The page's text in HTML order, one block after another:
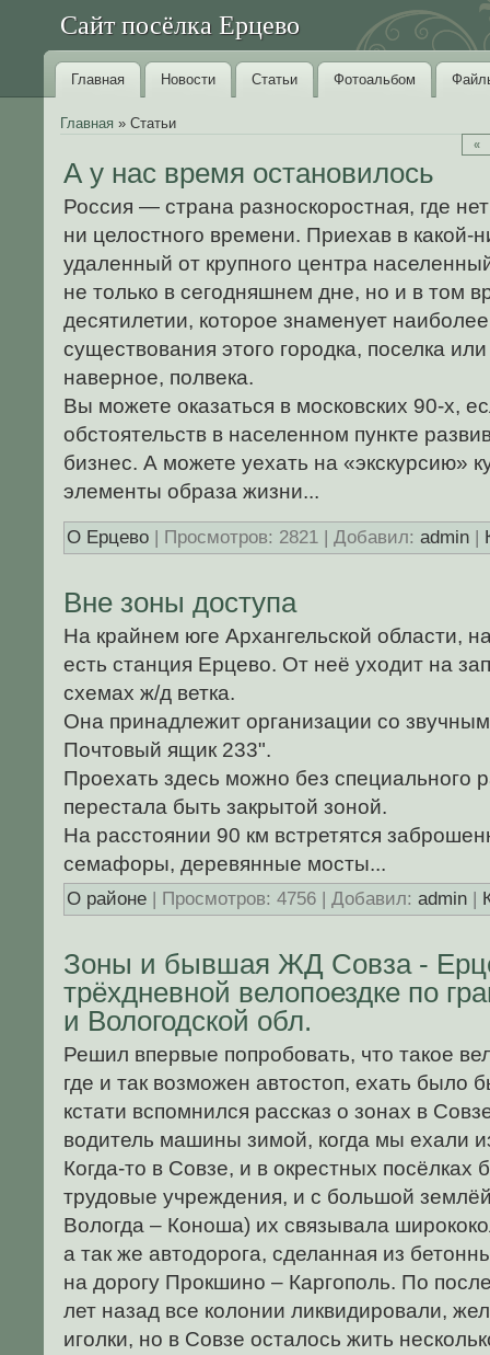
Сайт посёлка Ерцево
Главная Новости Статьи Фотоальбом
Главная » Статьи
«
А у нас время остановилось
Россия — страна разноскоростная, где
ни целостного времени. Приехав в какой-
удаленный от крупного центра
не только в сегодняшнем дне, но и в том
десятилетии, которое знаменует
существования этого городка, поселка
наверное, полвека.
Вы можете оказаться в московских 90-х,
обстоятельств в населенном пункте
бизнес. А можете уехать на «экскурсию»
элементы образа жизни...
О Ерцево | Просмотров: 2821 | Добавил: admin |
Вне зоны доступа
Hа крайнем юге Архангельской области,
есть станция Ерцево. От неё уходит на
схемах ж/д ветка.
Она принадлежит организации со
Почтовый ящик 233".
Проехать здесь можно без специального
перестала быть закрытой зоной.
Hа расстоянии 90 км встретятся
семафоры, деревянные мосты...
О районе | Просмотров: 4756 | Добавил: admin |
Зоны и бывшая ЖД Совза -
трёхдневной велопоездке по
и Вологодской обл.
Решил впервые попробовать, что такое
где и так возможен автостоп, ехать было
кстати вспомнился рассказ о зонах в
водитель машины зимой, когда мы ехали
Когда-то в Совзе, и в окрестных посёлках
трудовые учреждения, и с большой
Вологда – Коноша) их связывала
а так же автодорога, сделанная из
на дорогу Прокшино – Каргополь. По
лет назад все колонии ликвидировали,
иголки, но в Совзе осталось жить